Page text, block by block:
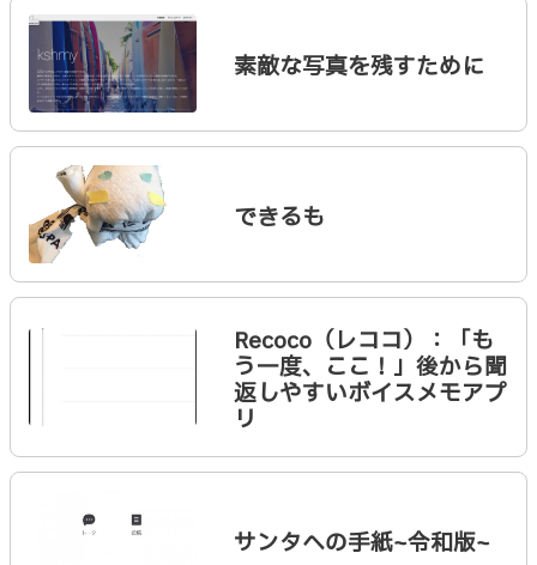
素敵な写真を残すために
できるも
Recoco（レココ）：「も
う一度、ここ！」後から聞
返しやすいボイスメモアプ
リ
サンタへの手紙~令和版~